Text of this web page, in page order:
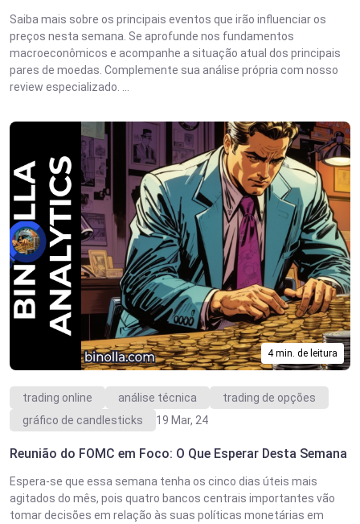
Saiba mais sobre os principais eventos que irão influenciar os
preços nesta semana. Se aprofunde nos fundamentos
macroeconômicos e acompanhe a situação atual dos principais
pares de moedas. Complemente sua análise própria com nosso
review especializado. ...
4 min. de leitura
trading online análise técnica
trading de opções
gráfico de candlesticks
19 Mar, 24
Reunião do FOMC em Foco: O Que Esperar Desta Semana
Espera-se que essa semana tenha os cinco dias úteis mais
agitados do mês, pois quatro bancos centrais importantes vão
tomar decisões em relação às suas políticas monetárias em